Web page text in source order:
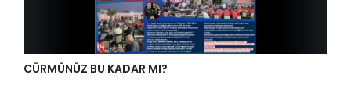
CÜRMÜNÜZ BU KADAR MI?